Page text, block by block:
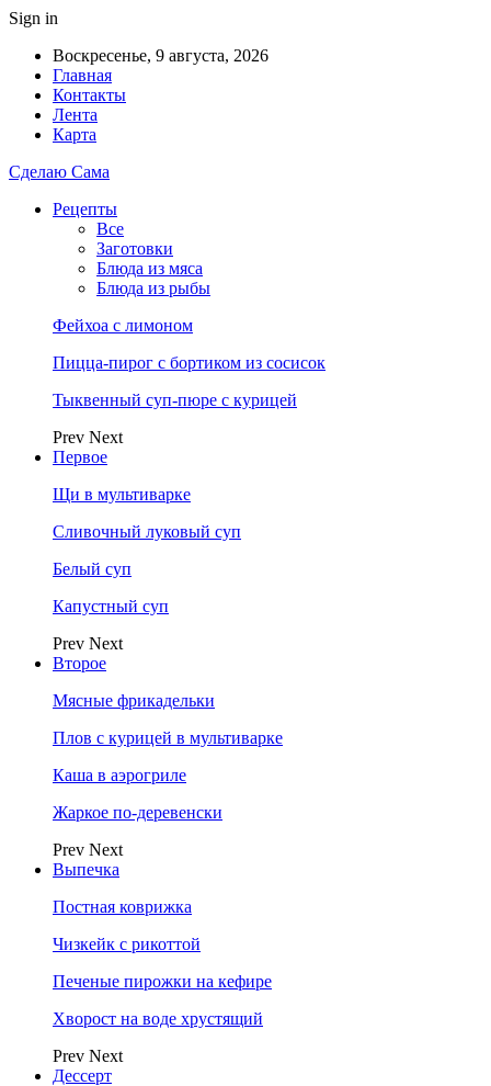
Sign in
Воскресенье, 9 августа, 2026
Главная
Контакты
Лента
Карта
Сделаю Сама
Рецепты
Все
Заготовки
Блюда из мяса
Блюда из рыбы
Фейхоа с лимоном
Пицца-пирог с бортиком из сосисок
Тыквенный суп-пюре с курицей
Prev Next
Первое
Щи в мультиварке
Сливочный луковый суп
Белый суп
Капустный суп
Prev Next
Второе
Мясные фрикадельки
Плов с курицей в мультиварке
Каша в аэрогриле
Жаркое по-деревенски
Prev Next
Выпечка
Постная коврижка
Чизкейк с рикоттой
Печеные пирожки на кефире
Хворост на воде хрустящий
Prev Next
Дессерт